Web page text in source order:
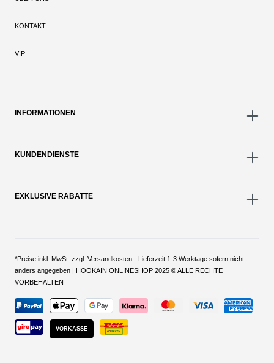
KONTAKT
VIP
INFORMATIONEN
KUNDENDIENSTE
EXKLUSIVE RABATTE
*Preise inkl. MwSt. zzgl. Versandkosten - Lieferzeit 1-3 Werktage sofern nicht
anders angegeben | HOOKAIN ONLINESHOP 2025 © ALLE RECHTE
VORBEHALTEN
VORKASSE